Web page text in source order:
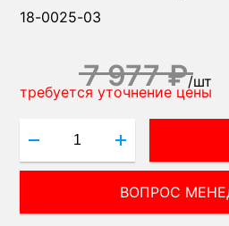
18-0025-03
7 977 ₽/шт
требуется уточнение цены